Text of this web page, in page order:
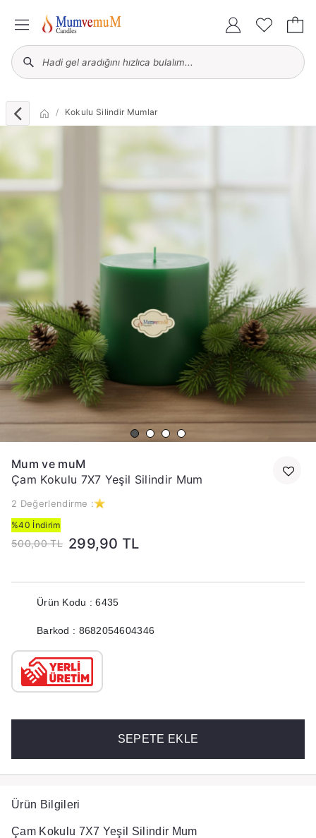
Kokulu Silindir Mumlar
Mum ve muM
Çam Kokulu 7X7 Yeşil Silindir Mum
2 Değerlendirme :
%40 İndirim
500,00 TL 299,90 TL
Ürün Kodu : 6435
Barkod : 8682054604346
SEPETE EKLE
Ürün Bilgileri
Çam Kokulu 7X7 Yeşil Silindir Mum